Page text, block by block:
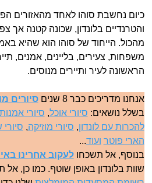
כיום נחשבת סוהו לאחד מהאזורים
והטרנדיים בלונדון, שכונה קטנה אך
מהכול. הייחוד של סוהו הוא שהיא
משפחות, צעירים, בליינים, אמנים,
הראשונה לעיר ותיירים מנוסים.
אנחנו מדריכים כבר 8 שנים
סיורים
בשלל נושאים: סיורי אוכל, סיורי
להכרות עם לונדון, סיורי מוזיקה,
הארי פוטר ועוד...
בנוסף, אל תשכחולעקוב אחרינו
שוות בלונדון באופן שוטף. כמו כן,